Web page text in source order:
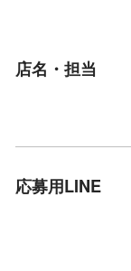
はないか…
無理な仕事を
と感じられる
私共では、日
更に収入にプ
のようなスタ
私共スタッフ
店名・担当
応募用LINE